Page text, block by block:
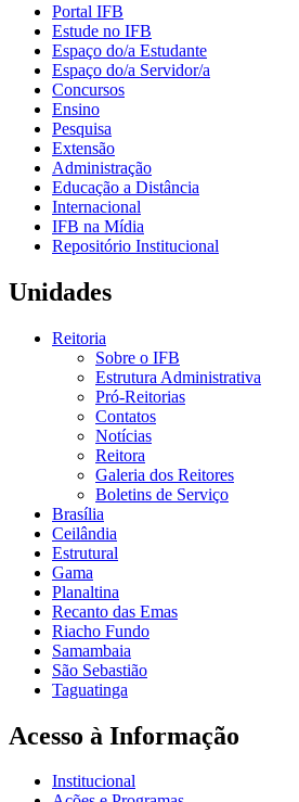
Portal IFB
Estude no IFB
Espaço do/a Estudante
Espaço do/a Servidor/a
Concursos
Ensino
Pesquisa
Extensão
Administração
Educação a Distância
Internacional
IFB na Mídia
Repositório Institucional
Unidades
Reitoria
Sobre o IFB
Estrutura Administrativa
Pró-Reitorias
Contatos
Notícias
Reitora
Galeria dos Reitores
Boletins de Serviço
Brasília
Ceilândia
Estrutural
Gama
Planaltina
Recanto das Emas
Riacho Fundo
Samambaia
São Sebastião
Taguatinga
Acesso à Informação
Institucional